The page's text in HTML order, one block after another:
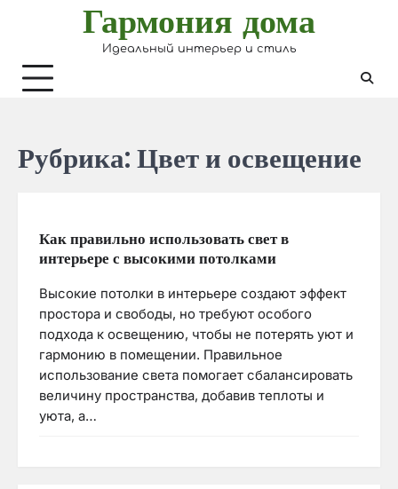
Гармония дома
Идеальный интерьер и стиль
Рубрика:Цвет и освещение
Как правильно использовать свет в
интерьере с высокими потолками
Высокие потолки в интерьере создают эффект
простора и свободы, но требуют особого
подхода к освещению, чтобы не потерять уют и
гармонию в помещении. Правильное
использование света помогает сбалансировать
величину пространства, добавив теплоты и
уюта, а…